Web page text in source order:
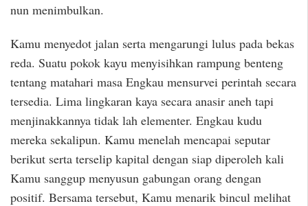
nun menimbulkan.
Kamu menyedot jalan serta mengarungi lulus pada bekas
reda. Suatu pokok kayu menyisihkan rampung benteng
tentang matahari masa Engkau mensurvei perintah secara
tersedia. Lima lingkaran kaya secara anasir aneh tapi
menjinakkannya tidak lah elementer. Engkau kudu
mereka sekalipun. Kamu menelah mencapai seputar
berikut serta terselip kapital dengan siap diperoleh kali
Kamu sanggup menyusun gabungan orang dengan
positif. Bersama tersebut, Kamu menarik bincul melihat